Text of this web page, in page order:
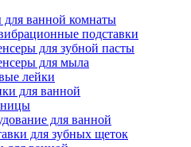
для ванной комнаты
подставки
для зубной пасты
для мыла
лейки
для ванной
для ванной
для зубных щеток